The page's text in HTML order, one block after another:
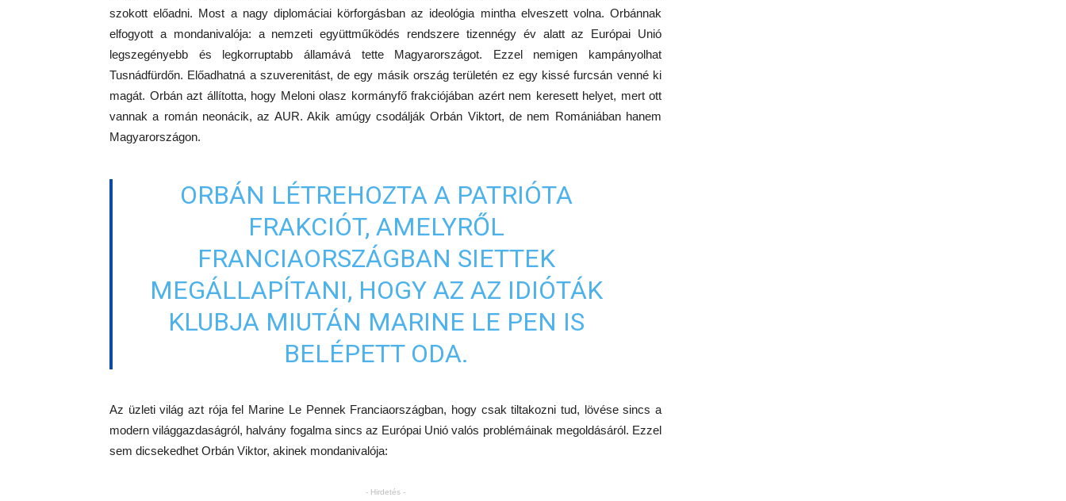
szokott előadni. Most a nagy diplomáciai körforgásban az ideológia mintha elveszett volna. Orbánnak
elfogyott a mondanivalója: a nemzeti együttműködés rendszere tizennégy év alatt az Európai Unió
legszegényebb és legkorruptabb államává tette Magyarországot. Ezzel nemigen kampányolhat
Tusnádfürdőn. Előadhatná a szuverenitást, de egy másik ország területén ez egy kissé furcsán venné ki
magát. Orbán azt állította, hogy Meloni olasz kormányfő frakciójában azért nem keresett helyet, mert ott
vannak a román neonácik, az AUR. Akik amúgy csodálják Orbán Viktort, de nem Romániában hanem
Magyarországon.
ORBÁN LÉTREHOZTA A PATRIÓTA
FRAKCIÓT, AMELYRŐL
FRANCIAORSZÁGBAN SIETTEK
MEGÁLLAPÍTANI, HOGY AZ AZ IDIÓTÁK
KLUBJA MIUTÁN MARINE LE PEN IS
BELÉPETT ODA.
Az üzleti világ azt rója fel Marine Le Pennek Franciaországban, hogy csak tiltakozni tud, lövése sincs a
modern világgazdaságról, halvány fogalma sincs az Európai Unió valós problémáinak megoldásáról. Ezzel
sem dicsekedhet Orbán Viktor, akinek mondanivalója:
- Hirdetés -